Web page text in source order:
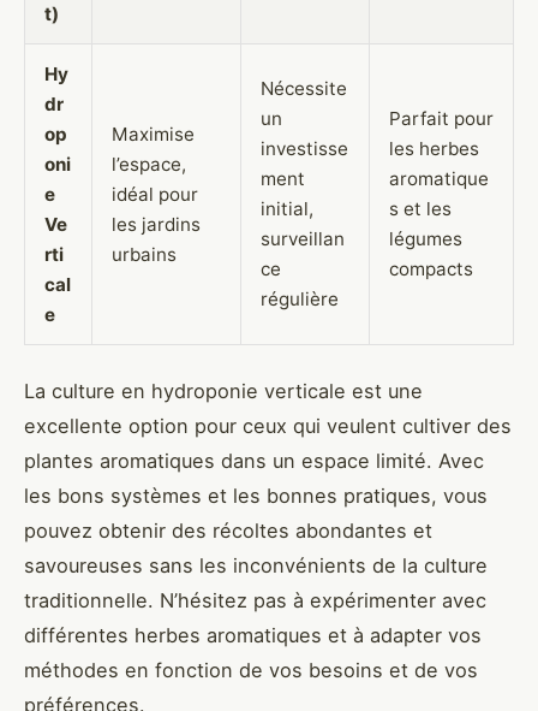
t)
Hy
dr
op
oni
e
Ve
rti
cal
e
Maximise
l’espace,
idéal pour
les jardins
urbains
Nécessite
un
investisse
ment
initial,
surveillan
ce
régulière
Parfait pour
les herbes
aromatique
s et les
légumes
compacts
La culture en hydroponie verticale est une
excellente option pour ceux qui veulent cultiver des
plantes aromatiques dans un espace limité. Avec
les bons systèmes et les bonnes pratiques, vous
pouvez obtenir des récoltes abondantes et
savoureuses sans les inconvénients de la culture
traditionnelle. N’hésitez pas à expérimenter avec
différentes herbes aromatiques et à adapter vos
méthodes en fonction de vos besoins et de vos
préférences.